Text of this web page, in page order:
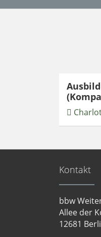
Kontakt
bbw
Allee der
12681